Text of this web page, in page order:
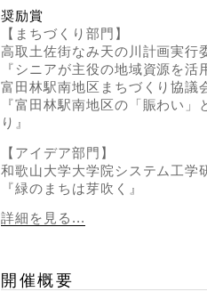
奨励賞
【まちづくり部門】
高取土佐街なみ天の川計画実行
『シニアが主役の地域資源を
富田林駅南地区まちづくり協議
『富田林駅南地区の「賑わい
り』
【アイデア部門】
和歌山大学大学院システム工
『緑のまちは芽吹く』
詳細を見る...
開催概要